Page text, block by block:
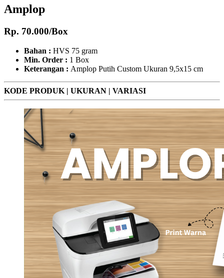
Amplop
Rp. 70.000/Box
Bahan : HVS 75 gram
Min. Order : 1 Box
Keterangan : Amplop Putih Custom Ukuran 9,5x15 cm
KODE PRODUK | UKURAN | VARIASI